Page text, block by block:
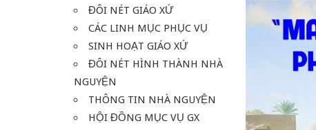
ĐÔI NÉT GIÁO XỨ
CÁC LINH MỤC PHỤC VỤ
SINH HOẠT GIÁO XỨ
ĐÔI NÉT HÌNH THÀNH NHÀ
NGUYỆN
THÔNG TIN NHÀ NGUYỆN
HỘI ĐỒNG MỤC VỤ GX